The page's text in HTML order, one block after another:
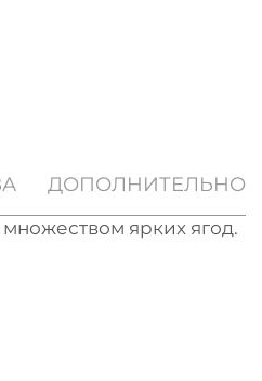
ДОПОЛНИТЕЛЬНО
ярких ягод.